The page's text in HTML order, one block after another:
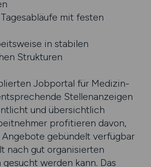
mit festen
in stabilen
Strukturen
Jobportal für Medizin-
Stellenanzeigen
und übersichtlich
profitieren davon,
Angebote gebündelt verfügbar
nach gut organisierten
werden kann. Das